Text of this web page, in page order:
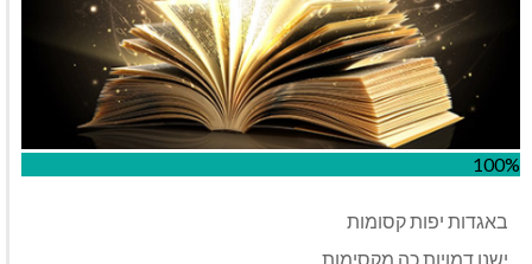
100%
באגדות יפות קסומות
ישנן דמויות כה מקסימות,